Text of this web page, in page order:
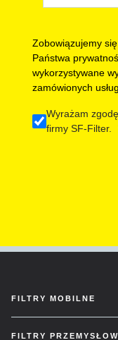
Zobowiązujemy
Państwa
wykorzystywane
zamówionych usług.
Wyrażam
firmy SF-Filter.
FILTRY MOBILNE
FILTRY